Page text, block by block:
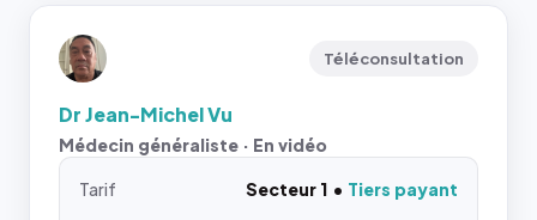
Téléconsultation
Dr Jean-Michel Vu
Médecin généraliste · En vidéo
Tarif Secteur 1
Tiers payant